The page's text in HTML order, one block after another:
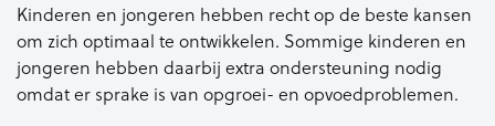
Kinderen en jongeren hebben recht op de beste kansen
om zich optimaal te ontwikkelen. Sommige kinderen en
jongeren hebben daarbij extra ondersteuning nodig
omdat er sprake is van opgroei- en opvoedproblemen.